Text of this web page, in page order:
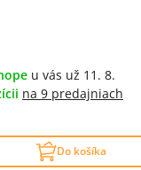
u vás už 11. 8.
na 9 predajniach
Do košíka